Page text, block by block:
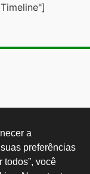
a
preferências
todos”, você